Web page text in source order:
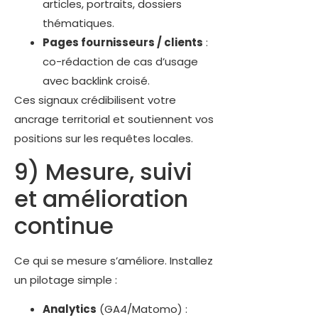
articles, portraits, dossiers
thématiques.
Pages fournisseurs / clients :
co-rédaction de cas d’usage
avec backlink croisé.
Ces signaux crédibilisent votre
ancrage territorial et soutiennent vos
positions sur les requêtes locales.
9) Mesure, suivi
et amélioration
continue
Ce qui se mesure s’améliore. Installez
un pilotage simple :
Analytics (GA4/Matomo) :